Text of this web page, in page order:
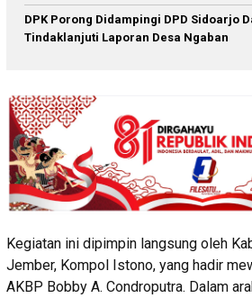
DPK Porong Didampingi DPD Sidoarjo
Tindaklanjuti Laporan Desa Ngaban
Kegiatan ini dipimpin langsung oleh
Jember, Kompol Istono, yang hadir
AKBP Bobby A. Condroputra. Dalam